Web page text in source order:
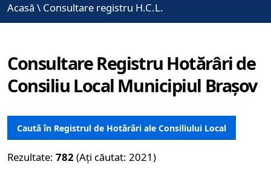
Acasă \ Consultare registru H.C.L.
Consultare Registru Hotărâri de
Consiliu Local Municipiul Brașov
Caută în Registrul de Hotărâri ale Consiliului Local
Rezultate: 782 (Ați căutat: 2021)